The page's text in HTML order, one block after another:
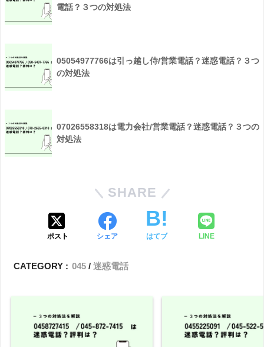
電話？３つの対処法
05054977766は引っ越し侍/営業電話？迷惑電話？３つ
の対処法
07026558318は電力会社/営業電話？迷惑電話？３つの
対処法
SHARE
ポスト シェア はてブ LINE
CATEGORY : 045 迷惑電話